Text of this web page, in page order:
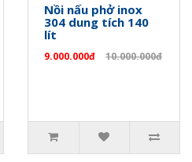
Nồi nấu phở inox
304 dung tích 140
lít
9.000.000đ 10.000.000đ